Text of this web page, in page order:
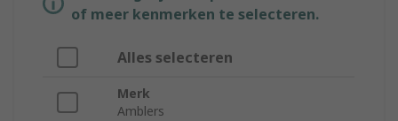
of meer kenmerken te selecteren.
Alles selecteren
Merk
Amblers